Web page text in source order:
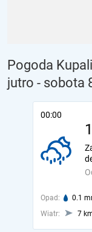
Pogoda
jutro - sobota
00:00
Opad: 0.1
Wiatr:
7